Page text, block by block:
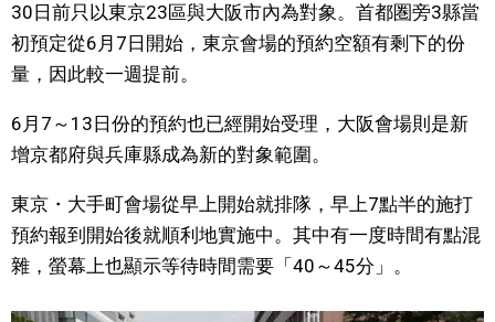
更多
人物訪談
日本入門
政治外交
社會
30日前只以東京23區與大阪市內為對象。首都圏旁3縣當
初預定從6月7日開始，東京會場的預約空額有剩下的份
量，因此較一週提前。
6月7～13日份的預約也已經開始受理，大阪會場則是新
增京都府與兵庫縣成為新的對象範圍。
東京・大手町會場從早上開始就排隊，早上7點半的施打
預約報到開始後就順利地實施中。其中有一度時間有點混
雜，螢幕上也顯示等待時間需要「40～45分」。